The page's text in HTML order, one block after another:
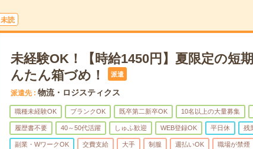
未読
未経験OK！【時給1450円】夏限定の短
んたん箱づめ！
派遣
派遣先 物流・ロジスティクス
職種未経験OK ブランクOK 既卒第二新卒OK 10名以上の大量募集
履歴書不要 40～50代活躍 しゅふ歓迎 WEB登録OK 平日休 残
副業・WワークOK 交費支給 大手 制服 週払いOK 職場が禁煙